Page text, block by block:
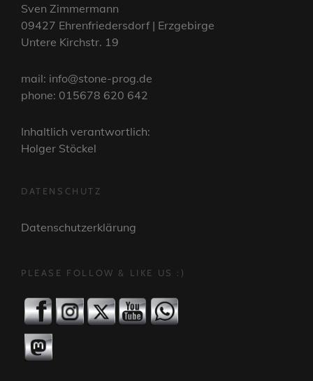
Sven Zimmermann
09427 Ehrenfriedersdorf | Erzgebirge
Untere Kirchstr. 19
mail: info@stone-prog.de
phone: 015678 620 642
Inhaltlich verantwortlich:
Holger Stöckel
DATENSCHUTZ
Datenschutzerklärung
PLEASE FOLLOW & LIKE US :)